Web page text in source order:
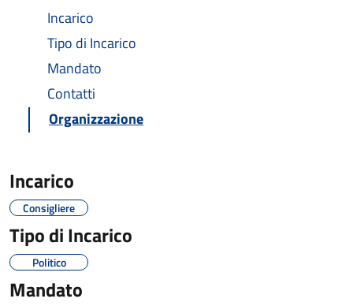
Incarico
Tipo di Incarico
Mandato
Contatti
Organizzazione
Incarico
Consigliere
Tipo di Incarico
Politico
Mandato